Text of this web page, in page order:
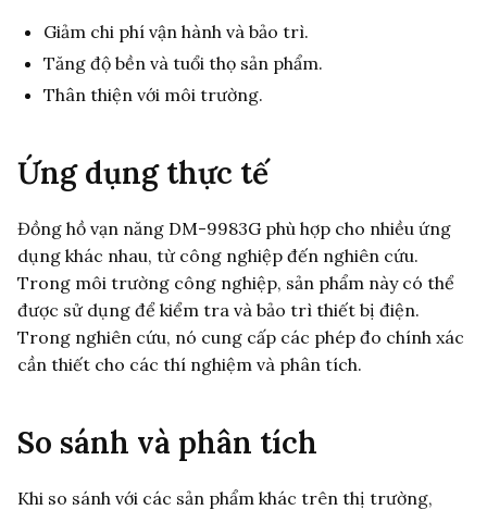
Giảm chi phí vận hành và bảo trì.
Tăng độ bền và tuổi thọ sản phẩm.
Thân thiện với môi trường.
Ứng dụng thực tế
Đồng hồ vạn năng DM-9983G phù hợp cho nhiều ứng
dụng khác nhau, từ công nghiệp đến nghiên cứu.
Trong môi trường công nghiệp, sản phẩm này có thể
được sử dụng để kiểm tra và bảo trì thiết bị điện.
Trong nghiên cứu, nó cung cấp các phép đo chính xác
cần thiết cho các thí nghiệm và phân tích.
So sánh và phân tích
Khi so sánh với các sản phẩm khác trên thị trường,